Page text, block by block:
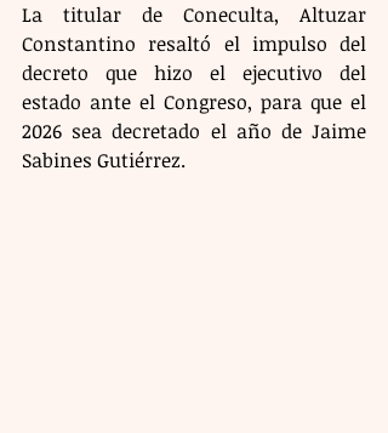
La titular de Coneculta, Altuzar
Constantino resaltó el impulso del
decreto que hizo el ejecutivo del
estado ante el Congreso, para que el
2026 sea decretado el año de Jaime
Sabines Gutiérrez.